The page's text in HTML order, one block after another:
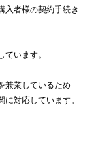
入者様の契約手続き
います。
兼業しているため
対応しています。